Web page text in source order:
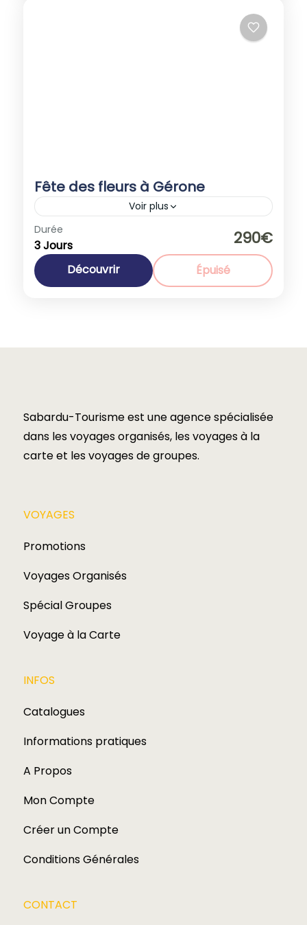
Fête des fleurs à Gérone
Voir plus
Espagne
1-40 People
Durée
3 Jours 290€
Découvrir Épuisé
Sabardu-Tourisme est une agence spécialisée
dans les voyages organisés, les voyages à la
carte et les voyages de groupes.​
VOYAGES​
Promotions
Voyages Organisés
Spécial Groupes
Voyage à la Carte
INFOS
Catalogues
Informations pratiques
A Propos
Mon Compte
Créer un Compte
Conditions Générales
CONTACT